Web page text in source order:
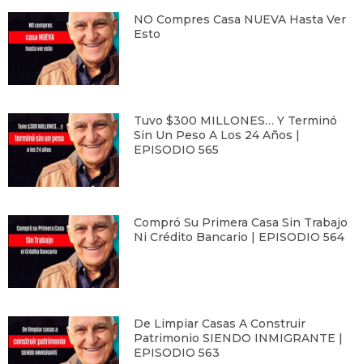
NO Compres Casa NUEVA Hasta Ver
Esto
Tuvo $300 MILLONES… Y Terminó
Sin Un Peso A Los 24 Años |
EPISODIO 565
Compró Su Primera Casa Sin Trabajo
Ni Crédito Bancario | EPISODIO 564
De Limpiar Casas A Construir
Patrimonio SIENDO INMIGRANTE |
EPISODIO 563